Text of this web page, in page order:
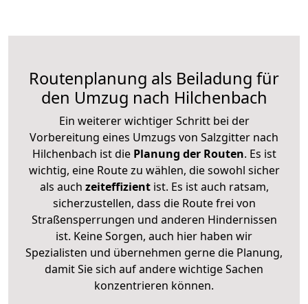
Routenplanung als Beiladung für
den Umzug nach Hilchenbach
Ein weiterer wichtiger Schritt bei der
Vorbereitung eines Umzugs von Salzgitter nach
Hilchenbach ist diePlanung der Routen. Es ist
wichtig, eine Route zu wählen, die sowohl sicher
als auch zeiteffizientist. Es ist auch ratsam,
sicherzustellen, dass die Route frei von
Straßensperrungen und anderen Hindernissen
ist. Keine Sorgen, auch hier haben wir
Spezialisten und übernehmen gerne die Planung,
damit Sie sich auf andere wichtige Sachen
konzentrieren können.